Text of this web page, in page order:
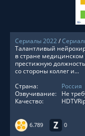
Сериалы 2022 /
6.789 0
Талантливый
в стране медицинском
престижную
со стороны коллег и...
Страна:
Россия
Озвучивание:
Не
Качество: